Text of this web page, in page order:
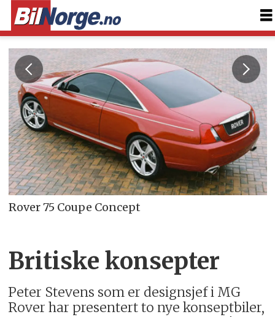
Rover 75 Coupe Concept
Britiske konsepter
Peter Stevens som er designsjef i MG
Rover har presentert to nye konseptbiler,